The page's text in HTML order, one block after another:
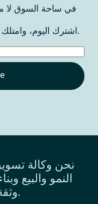
في ساحة السوق لا
📩 اشترك اليوم، وامتلك أول مفاتيح نجاح مشروعك.
نحن وكالة
النمو والبيع
وثقة واحترافية.